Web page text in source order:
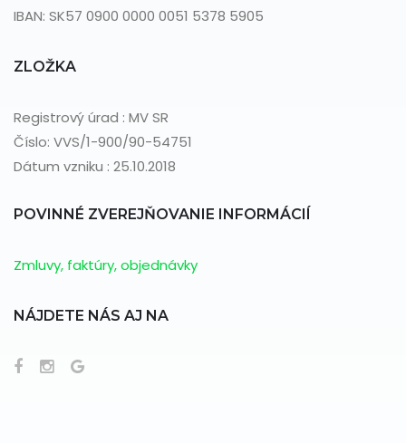
IBAN: SK57 0900 0000 0051 5378 5905
ZLOŽKA
Registrový úrad : MV SR
Číslo: VVS/1-900/90-54751
Dátum vzniku : 25.10.2018
POVINNÉ ZVEREJŇOVANIE INFORMÁCIÍ
Zmluvy, faktúry, objednávky
NÁJDETE NÁS AJ NA